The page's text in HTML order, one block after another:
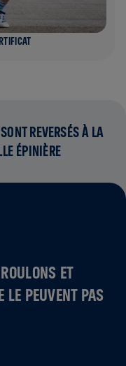
REVERSÉS À LA
ÉPINIÈRE
ET
LE PEUVENT PAS